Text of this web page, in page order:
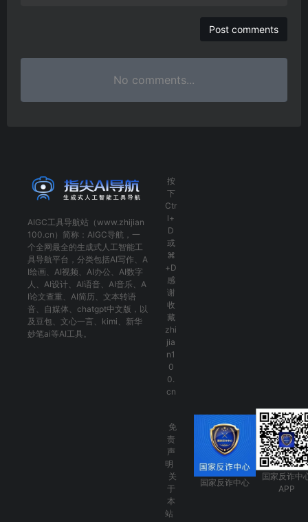
No comments...
AIGC工具导航站（www.zhijian
100.cn）简称： AIGC导航 ，一
个全网最全的生成式人工智能工
具导航平台，分类包括AI写作 、 A
I绘画 、 AI视频 、 AI办公 、 AI数字
人 、 AI设计、 AI语音、 AI音乐、 A
I论文查重 、 AI简历 、 文本转语
音、 自媒体 、 chatgpt中文版 ，以
及 豆包、 文心一言 、 kimi 、 新华
妙笔ai等AI工具。
按
下
Ctr
l+
D
或
⌘
+D
感
谢
收
藏
zhi
jia
n1
0
0.
cn
免
责
声
明
关
于
本
站
国家反诈中心
国家反诈中
APP